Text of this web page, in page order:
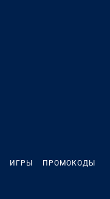
ИГРЫ ПРОМОКОДЫ